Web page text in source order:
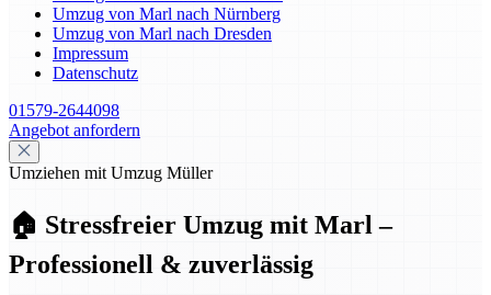
Umzug von Marl nach Nürnberg
Umzug von Marl nach Dresden
Impressum
Datenschutz
01579-2644098
Angebot anfordern
Umziehen mit Umzug Müller
🏠 Stressfreier Umzug mit Marl –
Professionell & zuverlässig